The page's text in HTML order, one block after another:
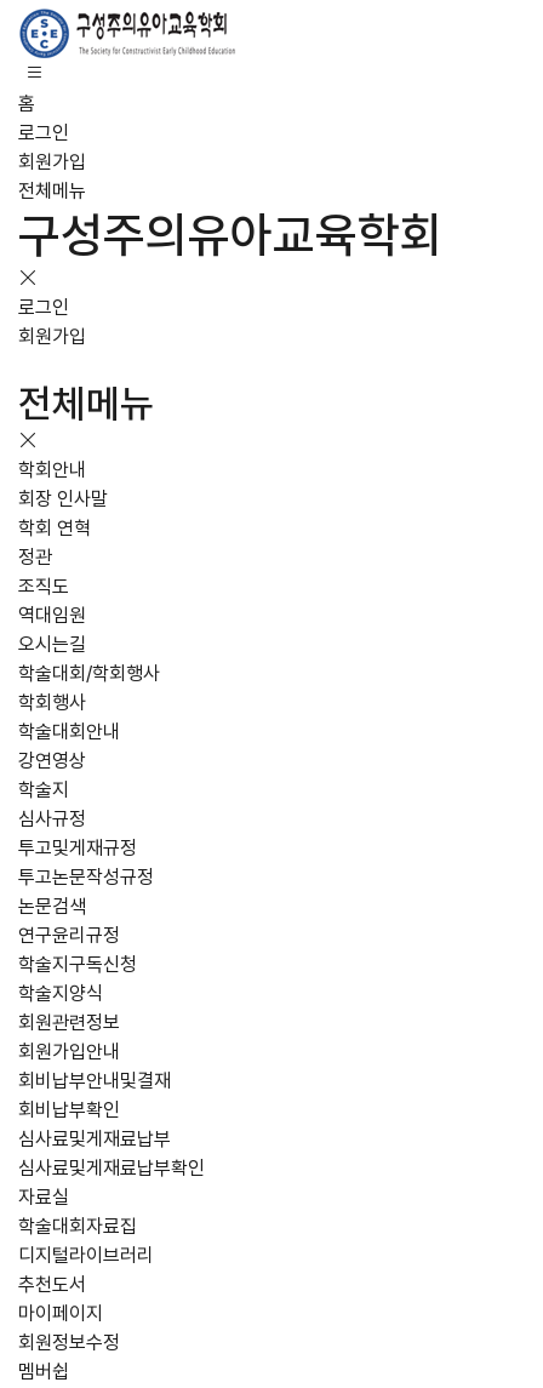
홈
로그인
회원가입
전체메뉴
구성주의유아교육학회
로그인
회원가입
전체메뉴
학회안내
회장 인사말
학회 연혁
정관
조직도
역대임원
오시는길
학술대회/학회행사
학회행사
학술대회안내
강연영상
학술지
심사규정
투고및게재규정
투고논문작성규정
논문검색
연구윤리규정
학술지구독신청
학술지양식
회원관련정보
회원가입안내
회비납부안내및결재
회비납부확인
심사료및게재료납부
심사료및게재료납부확인
자료실
학술대회자료집
디지털라이브러리
추천도서
마이페이지
회원정보수정
멤버쉽